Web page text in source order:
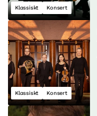
Klassiskt Konsert
Klassiskt Konsert